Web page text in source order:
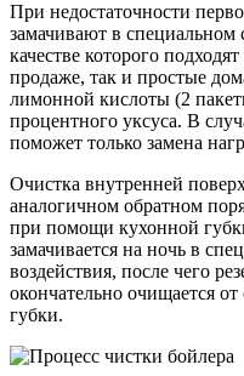
При недостаточности
замачивают в специальном
качестве которого
продаже, так и простые
лимонной кислоты (2
процентного уксуса. В
поможет только замена
Очистка внутренней
аналогичном обратном
при помощи кухонной
замачивается на ночь в
воздействия, после чего
окончательно очищается
губки.